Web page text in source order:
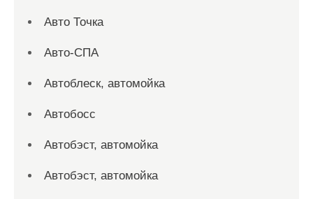
Авто Точка
Авто-СПА
Автоблеск, автомойка
Автобосс
Автобэст, автомойка
Автобэст, автомойка